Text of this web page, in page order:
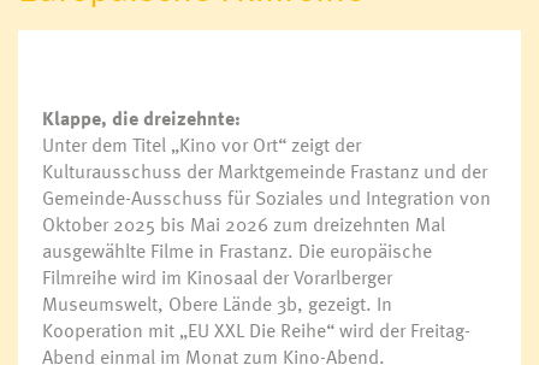
Schwimmbad Felsenau
Spiel- und Sportstätten
Bewegt ins Alter
Vereinsservice
Liste der Frastanzer Vereine
Veranstaltungskalender
Klappe, die dreizehnte:
Unter dem Titel „Kino vor Ort“ zeigt der
Kulturausschuss der Marktgemeinde Frastanz und der
Gemeinde-Ausschuss für Soziales und Integration von
Oktober 2025 bis Mai 2026 zum dreizehnten Mal
ausgewählte Filme in Frastanz. Die europäische
Filmreihe wird im Kinosaal der Vorarlberger
Museumswelt, Obere Lände 3b, gezeigt. In
Kooperation mit „EU XXL Die Reihe“ wird der Freitag-
Abend einmal im Monat zum Kino-Abend.